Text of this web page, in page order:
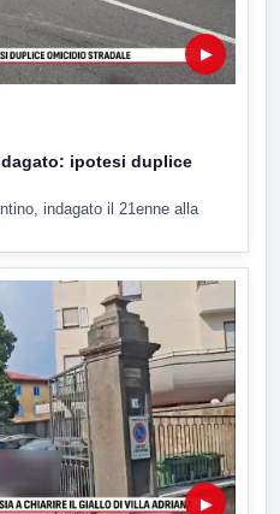
▶
ipotesi duplice
indagato il 21enne alla
▶